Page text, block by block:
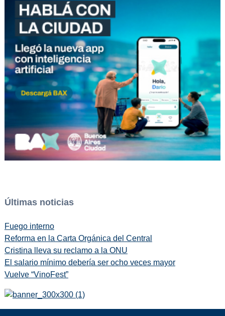
Últimas noticias
Fuego interno
Reforma en la Carta Orgánica del Central
Cristina lleva su reclamo a la ONU
El salario mínimo debería ser ocho veces mayor
Vuelve “VinoFest”